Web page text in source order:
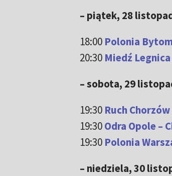
– piątek, 28
18:00 Polonia
20:30 Miedź Legnica
– sobota, 29
19:30 Ruch
19:30Odra Opole –
19:30 Polonia
– niedziela, 30